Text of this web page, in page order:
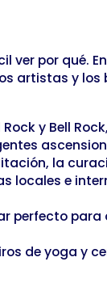
ver por qué.
artistas y los
y Bell
la
locales e
de yoga y